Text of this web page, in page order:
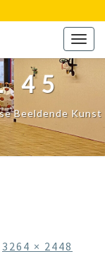
45
Beeldende Kunst
3264 × 2448